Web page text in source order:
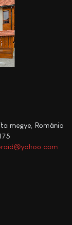
megye, Románia